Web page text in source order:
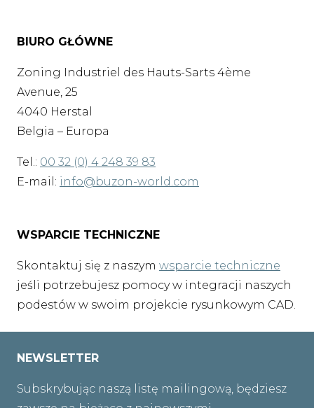
BIURO GŁÓWNE
Zoning Industriel des Hauts-Sarts 4ème
Avenue, 25
4040 Herstal
Belgia – Europa
Tel.: 00 32 (0) 4 248 39 83
E-mail: info@buzon-world.com
WSPARCIE TECHNICZNE
Skontaktuj się z naszym wsparcie techniczne
jeśli potrzebujesz pomocy w integracji naszych
podestów w swoim projekcie rysunkowym CAD.
NEWSLETTER
Subskrybując naszą listę mailingową, będziesz